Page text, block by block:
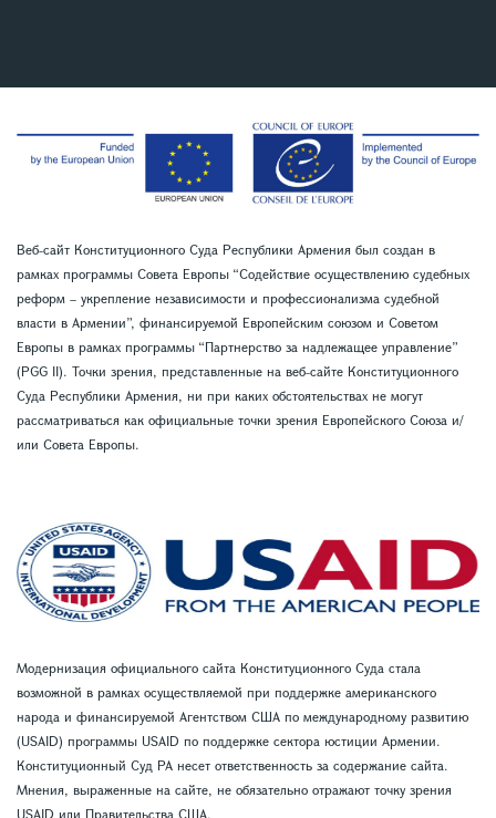
Веб-сайт Конституционного Суда Республики Армения был создан в
рамках программы Совета Европы “Содействие осуществлению судебных
реформ – укрепление независимости и профессионализма судебной
власти в Армении”, финансируемой Европейским союзом и Советом
Европы в рамках программы “Партнерство за надлежащее управление”
(PGG II). Точки зрения, представленные на веб-сайте Конституционного
Суда Республики Армения, ни при каких обстоятельствах не могут
рассматриваться как официальные точки зрения Европейского Союза и/
или Совета Европы.
Модернизация официального сайта Конституционного Суда стала
возможной в рамках осуществляемой при поддержке американского
народа и финансируемой Агентством США по международному развитию
(USAID) программы USAID по поддержке сектора юстиции Армении.
Конституционный Суд РА несет ответственность за содержание сайта.
Мнения, выраженные на сайте, не обязательно отражают точку зрения
USAID или Правительства США.